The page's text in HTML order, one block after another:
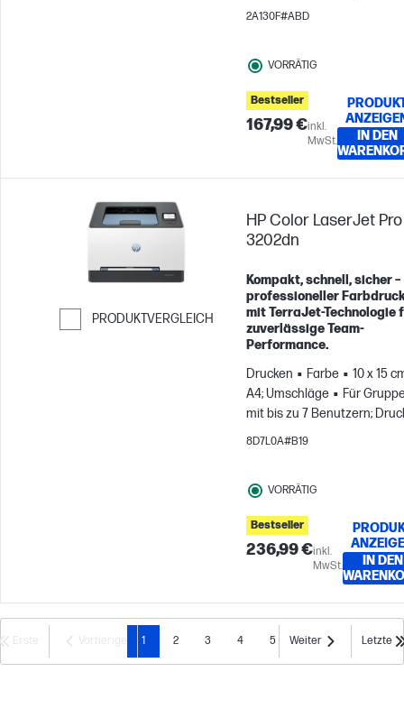
Gruppen mit bis zu
2A130F#ABD
VORRÄTIG
Bestseller
167,99 €inkl.
MwSt.
IN DEN
PRODUKTVERGLEICH
Weiter zum Vergleichen
HP Color LaserJet Pro
3202dn
Kompakt, schnell, sicher –
professioneller
mit TerraJet-Technologie
zuverlässige Team-
Performance.
Drucken
Farbe
10 x 15
A4; Umschläge
Für
mit bis zu 7 Benutzern;
bis zu 2.500 Seiten pro
8D7L0A#B19
VORRÄTIG
Bestseller
236,99 €inkl.
MwSt.
IN DEN
1 2 3 4 5 Weiter Letzte